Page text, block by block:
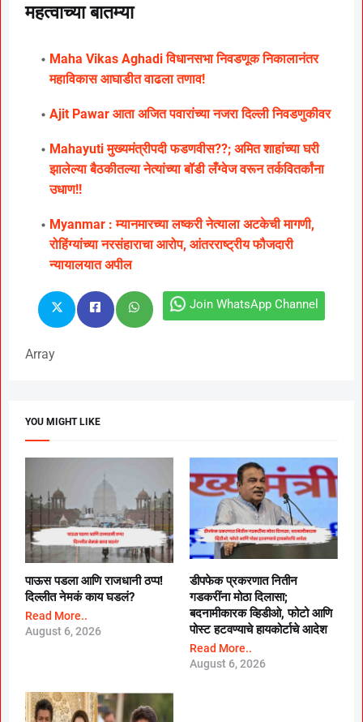
महत्वाच्या बातम्या
Maha Vikas Aghadi विधानसभा निवडणूक निकालानंतर
महाविकास आघाडीत वाढला तणाव!
Ajit Pawar आता अजित पवारांच्या नजरा दिल्ली निवडणुकीवर
Mahayuti मुख्यमंत्रीपदी फडणवीस??; अमित शाहांच्या घरी
झालेल्या बैठकीतल्या नेत्यांच्या बॉडी लँग्वेज वरून तर्कवितर्कांना
उधाण!!
Myanmar : म्यानमारच्या लष्करी नेत्याला अटकेची मागणी,
रोहिंग्यांच्या नरसंहाराचा आरोप, आंतरराष्ट्रीय फौजदारी
न्यायालयात अपील
Join WhatsApp Channel
Array
YOU MIGHT LIKE
पाऊस पडला आणि राजधानी ठप्प!
दिल्लीत नेमकं काय घडलं?
Read More..
August 6, 2026
डीपफेक प्रकरणात नितीन
गडकरींना मोठा दिलासा;
बदनामीकारक व्हिडीओ, फोटो आणि
पोस्ट हटवण्याचे हायकोर्टाचे आदेश
Read More..
August 6, 2026